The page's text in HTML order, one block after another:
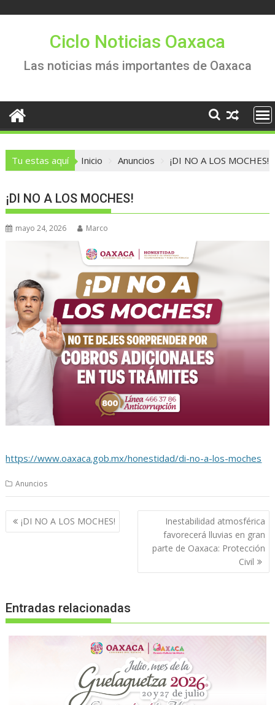
Ciclo Noticias Oaxaca
Las noticias más importantes de Oaxaca
Tu estas aquí Inicio Anuncios ¡DI NO A LOS MOCHES!
¡DI NO A LOS MOCHES!
mayo 24, 2026 Marco
https://www.oaxaca.gob.mx/honestidad/di-no-a-los-moches
Anuncios
Navegación
de
¡DI NO A LOS MOCHES!
Inestabilidad atmosférica
favorecerá lluvias en gran
parte de Oaxaca: Protección
Civil
Entradas relacionadas